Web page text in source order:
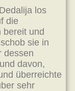
los
die
bereit und
sie in
dessen
davon,
überreichte
sehr